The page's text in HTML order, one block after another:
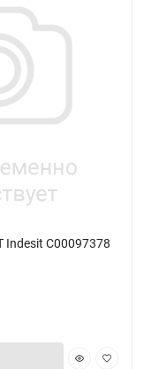
Indesit C00097378